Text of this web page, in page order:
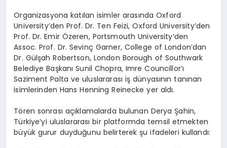
Organizasyona katılan isimler arasında Oxford
University’den Prof. Dr. Ten Feizi, Oxford University’den
Prof. Dr. Emir Özeren, Portsmouth University’den
Assoc. Prof. Dr. Sevinç Garner, College of London’dan
Dr. Gülşah Robertson, London Borough of Southwark
Belediye Başkanı Sunil Chopra, Imre Councillor’ı
Saziment Palta ve uluslararası iş dünyasının tanınan
isimlerinden Hans Henning Reinecke yer aldı.
Tören sonrası açıklamalarda bulunan Derya Şahin,
Türkiye’yi uluslararası bir platformda temsil etmekten
büyük gurur duyduğunu belirterek şu ifadeleri kullandı: